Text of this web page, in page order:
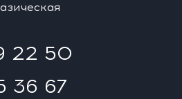
22 50
36 67